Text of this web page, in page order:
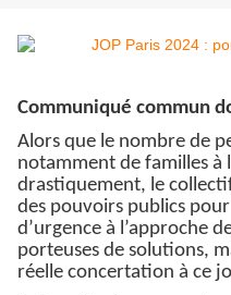
Communiqué commun
Alors que le nombre de
notamment de familles à
drastiquement, le
des pouvoirs publics
d’urgence à l’approche
porteuses de solutions,
réelle concertation à ce